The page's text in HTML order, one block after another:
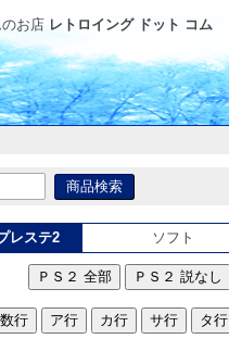
お店 レトロイング ドット コム
レステ2 ソフト
ＰＳ２ 全部 ＰＳ２ 説なし
数行 ア行 カ行 サ行 タ行